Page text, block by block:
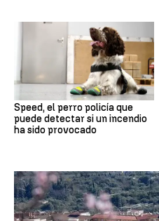
Speed, el perro policía que
puede detectar si un incendio
ha sido provocado